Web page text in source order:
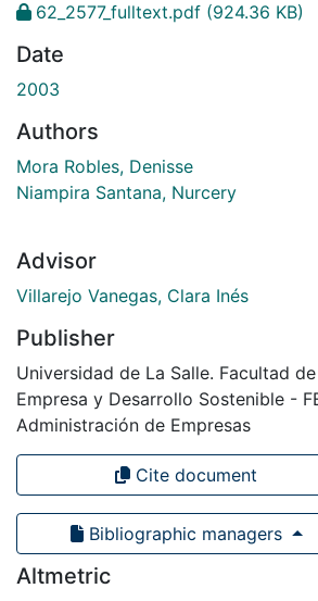
62_2577_fulltext.pdf (924.36 KB)
Date
2003
Authors
Mora Robles, Denisse
Niampira Santana, Nurcery
Advisor
Villarejo Vanegas, Clara Inés
Publisher
Universidad de La Salle. Facultad
Empresa y Desarrollo Sostenible -
Administración de Empresas
Cite document
Bibliographic managers
Altmetric